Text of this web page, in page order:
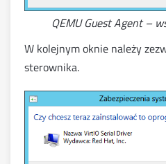
QEMU Guest Agent –
W kolejnym oknie należy
sterownika.